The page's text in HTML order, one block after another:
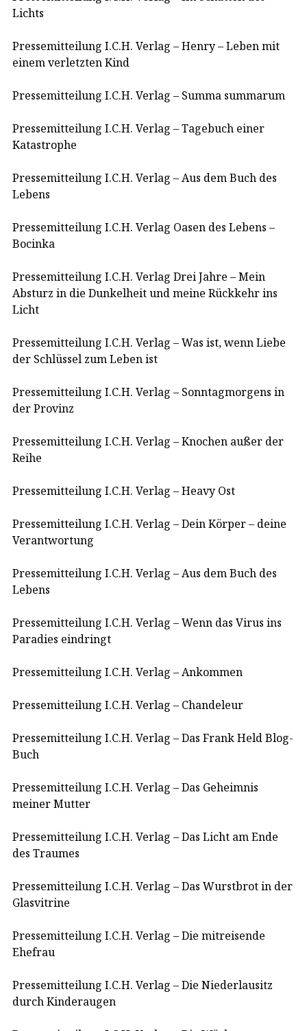
Lichts
Pressemitteilung I.C.H. Verlag – Henry – Leben mit
einem verletzten Kind
Pressemitteilung I.C.H. Verlag – Summa summarum
Pressemitteilung I.C.H. Verlag – Tagebuch einer
Katastrophe
Pressemitteilung I.C.H. Verlag – Aus dem Buch des
Lebens
Pressemitteilung I.C.H. Verlag Oasen des Lebens –
Bocinka
Pressemitteilung I.C.H. Verlag Drei Jahre – Mein
Absturz in die Dunkelheit und meine Rückkehr ins
Licht
Pressemitteilung I.C.H. Verlag – Was ist, wenn Liebe
der Schlüssel zum Leben ist
Pressemitteilung I.C.H. Verlag – Sonntagmorgens in
der Provinz
Pressemitteilung I.C.H. Verlag – Knochen außer der
Reihe
Pressemitteilung I.C.H. Verlag – Heavy Ost
Pressemitteilung I.C.H. Verlag – Dein Körper – deine
Verantwortung
Pressemitteilung I.C.H. Verlag – Aus dem Buch des
Lebens
Pressemitteilung I.C.H. Verlag – Wenn das Virus ins
Paradies eindringt
Pressemitteilung I.C.H. Verlag – Ankommen
Pressemitteilung I.C.H. Verlag – Chandeleur
Pressemitteilung I.C.H. Verlag – Das Frank Held Blog-
Buch
Pressemitteilung I.C.H. Verlag – Das Geheimnis
meiner Mutter
Pressemitteilung I.C.H. Verlag – Das Licht am Ende
des Traumes
Pressemitteilung I.C.H. Verlag – Das Wurstbrot in der
Glasvitrine
Pressemitteilung I.C.H. Verlag – Die mitreisende
Ehefrau
Pressemitteilung I.C.H. Verlag – Die Niederlausitz
durch Kinderaugen